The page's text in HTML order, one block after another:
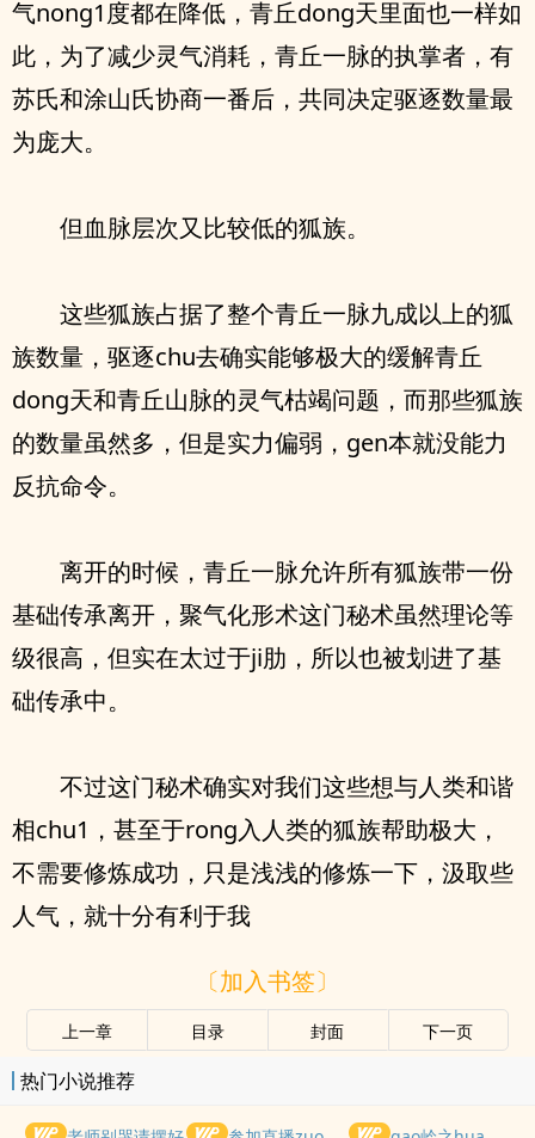
气nong1度都在降低，青丘dong天里面也一样如
此，为了减少灵气消耗，青丘一脉的执掌者，有
苏氏和涂山氏协商一番后，共同决定驱逐数量最
为庞大。
但血脉层次又比较低的狐族。
这些狐族占据了整个青丘一脉九成以上的狐
族数量，驱逐chu去确实能够极大的缓解青丘
dong天和青丘山脉的灵气枯竭问题，而那些狐族
的数量虽然多，但是实力偏弱，gen本就没能力
反抗命令。
离开的时候，青丘一脉允许所有狐族带一份
基础传承离开，聚气化形术这门秘术虽然理论等
级很高，但实在太过于ji肋，所以也被划进了基
础传承中。
不过这门秘术确实对我们这些想与人类和谐
相chu1，甚至于rong入人类的狐族帮助极大，
不需要修炼成功，只是浅浅的修炼一下，汲取些
人气，就十分有利于我
〔加入书签〕
上一章 目录 封面 下一页
热门小说推荐